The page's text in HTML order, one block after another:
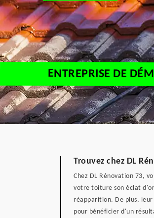
ENTREPRISE DE
Trouvez chez DL
Chez DL Rénovation 73,
votre toiture son éclat
réapparition. De plus,
pour bénéficier d'un